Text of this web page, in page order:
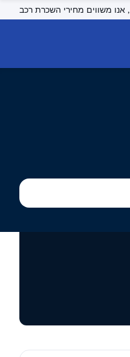
, אנו משווים מחירי השכרת רכב